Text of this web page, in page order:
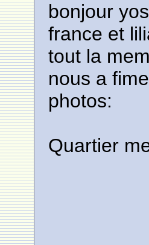
bonjour
france et
tout la
nous a
photos:
Quartier